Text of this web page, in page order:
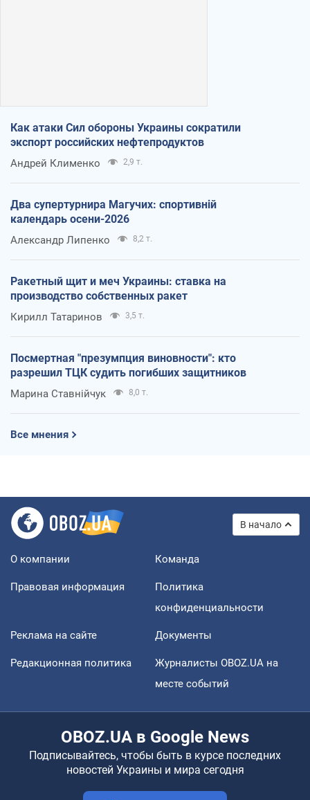
Как атаки Сил обороны Украины сократили
экспорт российских нефтепродуктов
Андрей Клименко 2,9 т.
Два супертурнира Магучих: спортивній
календарь осени-2026
Александр Липенко 8,2 т.
Ракетный щит и меч Украины: ставка на
производство собственных ракет
Кирилл Татаринов 3,5 т.
Посмертная "презумпция виновности": кто
разрешил ТЦК судить погибших защитников
Марина Ставнійчук 8,0 т.
Все мнения
В начало
О компании Команда
Правовая информация
Политика
конфиденциальности
Реклама на сайте Документы
Редакционная политика
Журналисты OBOZ.UA на
месте событий
OBOZ.UA в Google News
Подписывайтесь, чтобы быть в курсе последних
новостей Украины и мира сегодня